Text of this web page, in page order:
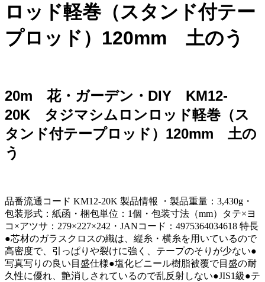
ロッド軽巻（スタンド付テー
プロッド）120mm 土のう
20m 花・ガーデン・DIY KM12-
20K タジマシムロンロッド軽巻（ス
タンド付テープロッド）120mm 土の
う
品番流通コード KM12-20K 製品情報 ・製品重量：3,430g・
包装形式：紙函・梱包単位：1個・包装寸法（mm）タテ×ヨ
コ×アツサ：279×227×242・JANコード：4975364034618 特長
●芯材のガラスクロスの織は、縦糸・横糸を用いているので
高密度で、引っぱりや裂けに強く、テープのそりが少ない●
写真写りの良い目盛仕様●塩化ビニール樹脂被覆で目盛の耐
久性に優れ、艶消しされているので乱反射しない●JIS1級●テ